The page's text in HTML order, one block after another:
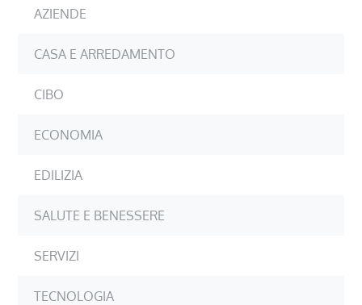
AZIENDE
CASA E ARREDAMENTO
CIBO
ECONOMIA
EDILIZIA
SALUTE E BENESSERE
SERVIZI
TECNOLOGIA